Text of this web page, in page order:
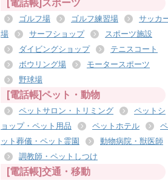
[電話帳]スポーツ
ゴルフ場 ゴルフ練習場
サッカ
場
サーフショップ
スポーツ施設
ダイビングショップ
テニスコート
ボウリング場
モータースポーツ
野球場
[電話帳]ペット・動物
ペットサロン・トリミング
ペットシ
ョップ・ペット用品
ペットホテル
ペ
ット葬儀・ペット霊園
動物病院・獣医師
調教師・ペットしつけ
[電話帳]交通・移動